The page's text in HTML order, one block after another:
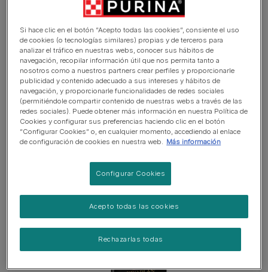
PURINA® PRO PLAN® Large Athletic EVERYDAY
NUTRITION Adult
(6)
Si hace clic en el botón “Acepto todas las cookies”, consiente el uso
de cookies (o tecnologías similares) propias y de terceros para
analizar el tráfico en nuestras webs, conocer sus hábitos de
navegación, recopilar información útil que nos permita tanto a
nosotros como a nuestros partners crear perfiles y proporcionarle
publicidad y contenido adecuado a sus intereses y hábitos de
navegación, y proporcionarle funcionalidades de redes sociales
(permitiéndole compartir contenido de nuestras webs a través de las
redes sociales). Puede obtener más información en nuestra Política de
Cookies y configurar sus preferencias haciendo clic en el botón
“Configurar Cookies” o, en cualquier momento, accediendo al enlace
de configuración de cookies en nuestra web. Más información
Configurar Cookies
Rechazarlas todas
Acepto todas las cookies